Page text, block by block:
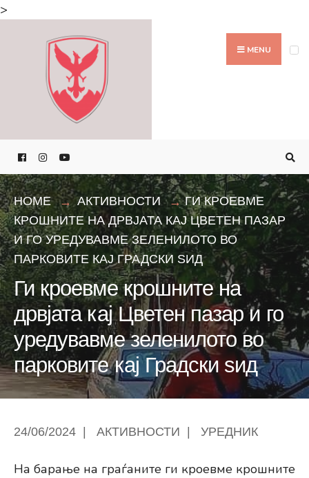
>
MENU
HOME АКТИВНОСТИ
ГИ КРОЕВМЕ
КРОШНИТЕ НА ДРВЈАТА КАЈ ЦВЕТЕН ПАЗАР
И ГО УРЕДУВАВМЕ ЗЕЛЕНИЛОТО ВО
ПАРКОВИТЕ КАЈ ГРАДСКИ ЅИД
Ги кроевме крошните на
дрвјата кај Цветен пазар и го
уредувавме зеленилото во
парковите кај Градски ѕид
24/06/2024 АКТИВНОСТИ УРЕДНИК
На барање на граѓаните ги кроевме крошните